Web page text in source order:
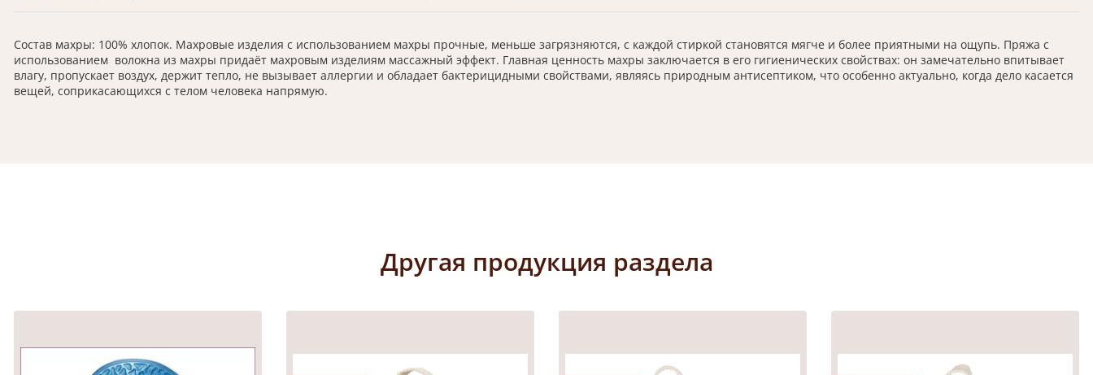
Состав махры: 100% хлопок. Махровые изделия с использованием махры прочные, меньше загрязняются, с каждой стиркой становятся мягче и более приятными на ощупь. Пряжа с
использованием волокна из махры придаёт махровым изделиям массажный эффект. Главная ценность махры заключается в его гигиенических свойствах: он замечательно впитывает
влагу, пропускает воздух, держит тепло, не вызывает аллергии и обладает бактерицидными свойствами, являясь природным антисептиком, что особенно актуально, когда дело касается
вещей, соприкасающихся с телом человека напрямую.
Другая продукция раздела